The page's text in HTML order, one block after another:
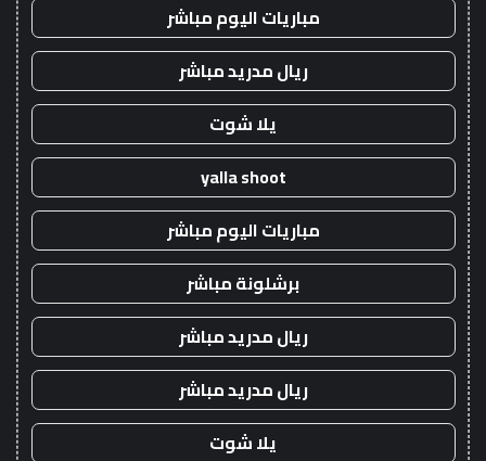
مباريات اليوم مباشر
ريال مدريد مباشر
يلا شوت
yalla shoot
مباريات اليوم مباشر
برشلونة مباشر
ريال مدريد مباشر
ريال مدريد مباشر
يلا شوت